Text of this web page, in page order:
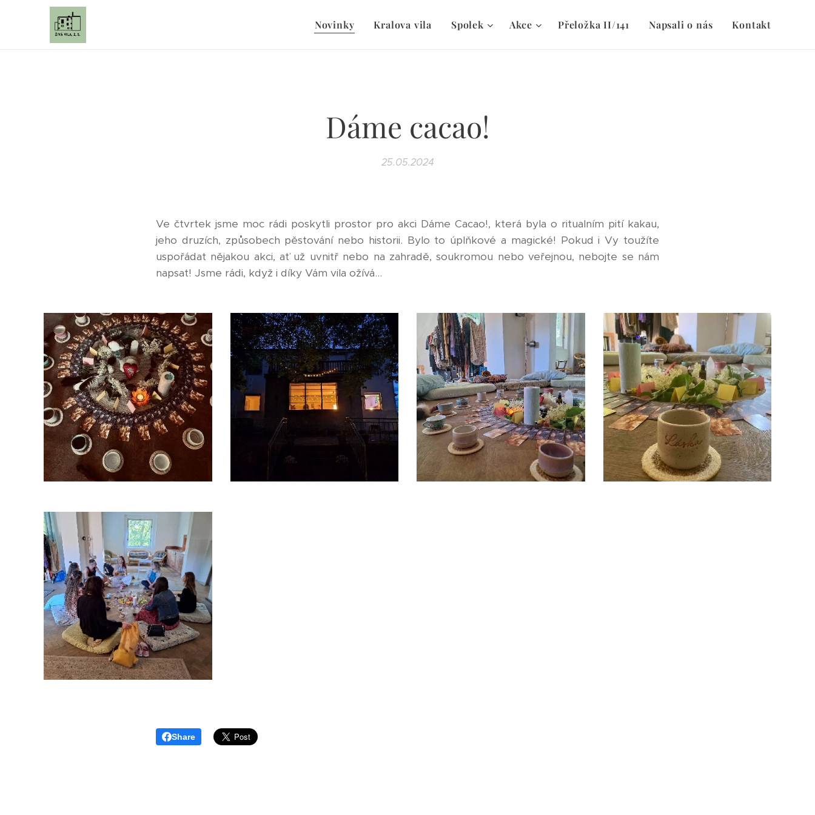
Novinky Kralova vila Spolek Akce Přeložka II/141 Napsali o nás Kontakt
Dáme cacao!
25.05.2024
Ve čtvrtek jsme moc rádi poskytli prostor pro akci Dáme Cacao!, která byla o ritualním pití kakau,
jeho druzích, způsobech pěstování nebo historii. Bylo to úplňkové a magické! Pokud i Vy toužíte
uspořádat nějakou akci, ať už uvnitř nebo na zahradě, soukromou nebo veřejnou, nebojte se nám
napsat! Jsme rádi, když i díky Vám vila ožívá...
Share